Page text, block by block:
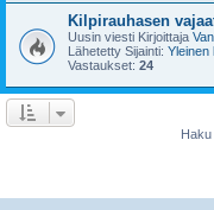
Kilpirauhasen
Uusin viesti Kirjoittaja
Lähetetty Sijainti:
Vastaukset: 24
Haku